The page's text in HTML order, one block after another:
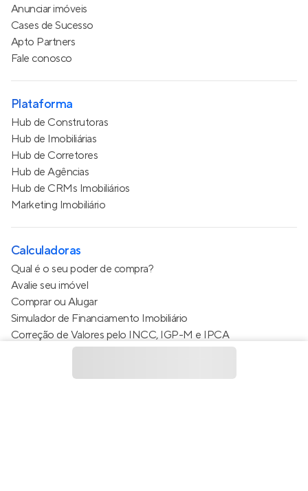
Anunciar imóveis
Cases de Sucesso
Apto Partners
Fale conosco
Plataforma
Hub de Construtoras
Hub de Imobiliárias
Hub de Corretores
Hub de Agências
Hub de CRMs Imobiliários
Marketing Imobiliário
Calculadoras
Qual é o seu poder de compra?
Avalie seu imóvel
Comprar ou Alugar
Simulador de Financiamento Imobiliário
Correção de Valores pelo INCC, IGP-M e IPCA
Estimativa de valor do condomínio